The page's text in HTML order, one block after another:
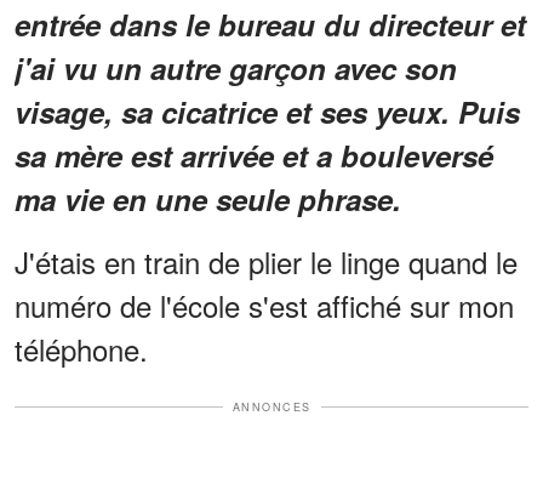
entrée dans le bureau du directeur et
j'ai vu un autre garçon avec son
visage, sa cicatrice et ses yeux. Puis
sa mère est arrivée et a bouleversé
ma vie en une seule phrase.
J'étais en train de plier le linge quand le
numéro de l'école s'est affiché sur mon
téléphone.
ANNONCES